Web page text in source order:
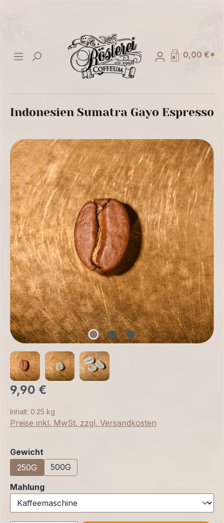
0,00 €*
Indonesien Sumatra Gayo Espresso
9,90 €
Inhalt: 0.25 kg
Preise inkl. MwSt. zzgl. Versandkosten
Gewicht
250G
500G
Mahlungauswählen